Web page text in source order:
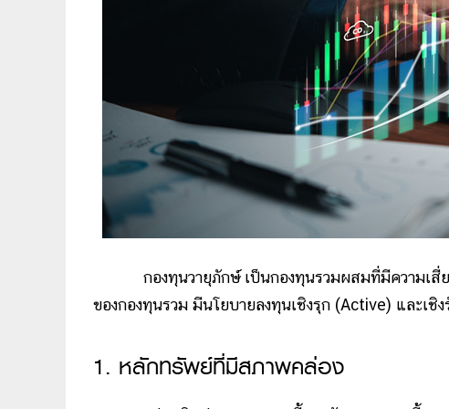
กองทุนวายุภักษ์ เป็นกองทุนรวมผสมที่มีความเสี่
ของกองทุนรวม มีนโยบายลงทุนเชิงรุก (Active) และเ
1. หลักทรัพย์ที่มีสภาพคล่อง